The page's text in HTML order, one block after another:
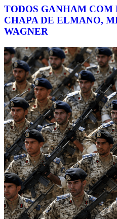
TODOS GANHAM
CHAPA DE ELMANO,
WAGNER